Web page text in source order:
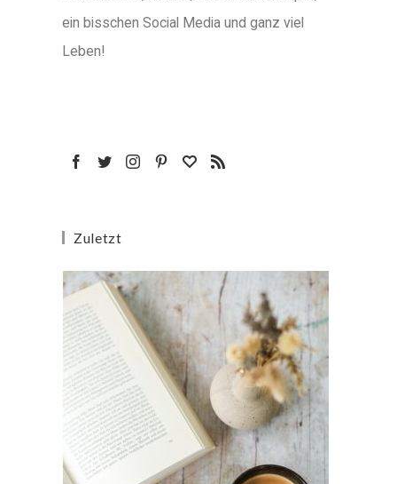
ein bisschen Social Media und ganz viel
Leben!
Zuletzt